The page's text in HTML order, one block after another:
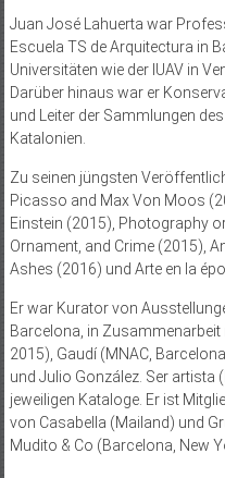
Juan José Lahuerta war
Escuela TS de Arquitectura in
Universitäten wie der IUAV in
Darüber hinaus war er
und Leiter der Sammlungen
Katalonien.
Zu seinen jüngsten
Picasso and Max Von Moos
Einstein (2015), Photography
Ornament, and Crime (2015),
Ashes (2016) und Arte en la
Er war Kurator von
Barcelona, in
2015), Gaudí (MNAC,
und Julio González. Ser artista
jeweiligen Kataloge. Er ist
von Casabella (Mailand) und
Mudito & Co (Barcelona, New